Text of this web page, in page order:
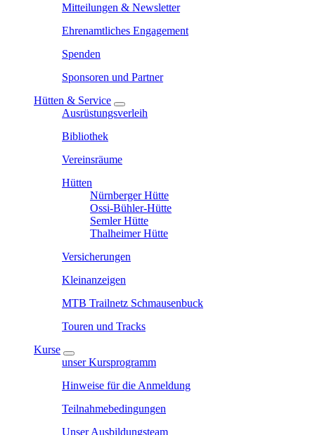
Mitteilungen & Newsletter
Ehrenamtliches Engagement
Spenden
Sponsoren und Partner
Hütten & Service
Ausrüstungsverleih
Bibliothek
Vereinsräume
Hütten
Nürnberger Hütte
Ossi-Bühler-Hütte
Semler Hütte
Thalheimer Hütte
Versicherungen
Kleinanzeigen
MTB Trailnetz Schmausenbuck
Touren und Tracks
Kurse
unser Kursprogramm
Hinweise für die Anmeldung
Teilnahmebedingungen
Unser Ausbildungsteam